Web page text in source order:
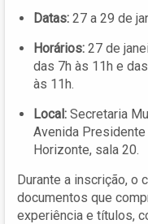
Datas: 27 a 29 de
Horários: 27 de
das 7h às 11h e
às 11h.
Local: Secretaria
Avenida
Horizonte, sala 20.
Durante a inscrição, o
documentos que
experiência e títulos,